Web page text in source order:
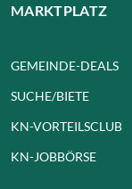
MARKTPLATZ
GEMEINDE-DEALS
SUCHE/BIETE
KN-VORTEILSCLUB
KN-JOBBÖRSE